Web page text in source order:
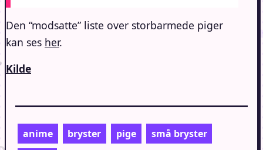
Den “modsatte” liste over storbarmede piger
kan ses her.
Kilde
anime bryster pige
små bryster